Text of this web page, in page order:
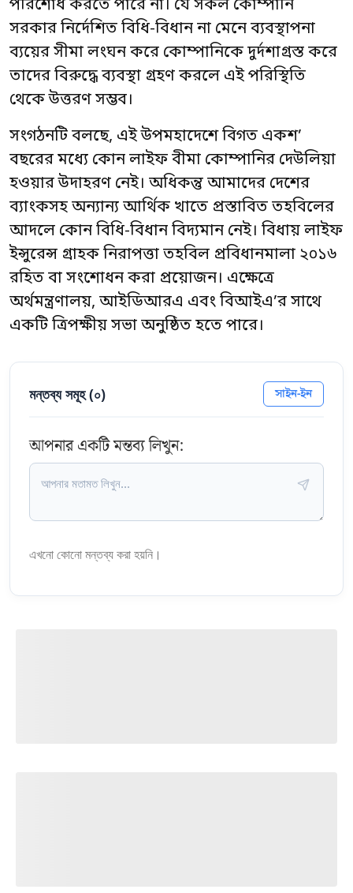
পরিশোধ করতে পারে না। যে সকল কোম্পানি
সরকার নির্দেশিত বিধি-বিধান না মেনে ব্যবস্থাপনা
ব্যয়ের সীমা লংঘন করে কোম্পানিকে দুর্দশাগ্রস্ত করে
তাদের বিরুদ্ধে ব্যবস্থা গ্রহণ করলে এই পরিস্থিতি
থেকে উত্তরণ সম্ভব।
সংগঠনটি বলছে, এই উপমহাদেশে বিগত একশ’
বছরের মধ্যে কোন লাইফ বীমা কোম্পানির দেউলিয়া
হওয়ার উদাহরণ নেই। অধিকন্তু আমাদের দেশের
ব্যাংকসহ অন্যান্য আর্থিক খাতে প্রস্তাবিত তহবিলের
আদলে কোন বিধি-বিধান বিদ্যমান নেই। বিধায় লাইফ
ইন্সুরেন্স গ্রাহক নিরাপত্তা তহবিল প্রবিধানমালা ২০১৬
রহিত বা সংশোধন করা প্রয়োজন। এক্ষেত্রে
অর্থমন্ত্রণালয়, আইডিআরএ এবং বিআইএ’র সাথে
একটি ত্রিপক্ষীয় সভা অনুষ্ঠিত হতে পারে।
মন্তব্য সমূহ (০) সাইন-ইন
আপনার একটি মন্তব্য লিখুন:
এখনো কোনো মন্তব্য করা হয়নি।